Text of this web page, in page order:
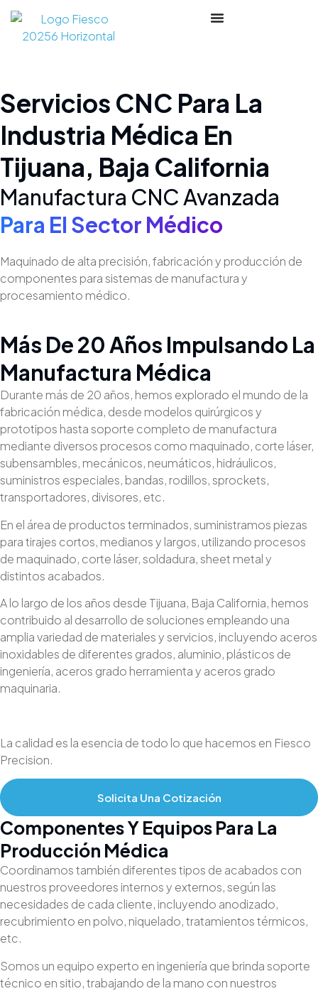
Servicios CNC Para La
Industria Médica En
Tijuana, Baja California
Manufactura CNC Avanzada
Para El Sector Médico
Maquinado de alta precisión, fabricación y producción de
componentes para sistemas de manufactura y
procesamiento médico.
Más De 20 Años Impulsando La
Manufactura Médica
Durante más de 20 años, hemos explorado el mundo de la
fabricación médica, desde modelos quirúrgicos y
prototipos hasta soporte completo de manufactura
mediante diversos procesos como maquinado, corte láser,
subensambles, mecánicos, neumáticos, hidráulicos,
suministros especiales, bandas, rodillos, sprockets,
transportadores, divisores, etc.
En el área de productos terminados, suministramos piezas
para tirajes cortos, medianos y largos, utilizando procesos
de maquinado, corte láser, soldadura, sheet metal y
distintos acabados.
A lo largo de los años desde Tijuana, Baja California, hemos
contribuido al desarrollo de soluciones empleando una
amplia variedad de materiales y servicios, incluyendo aceros
inoxidables de diferentes grados, aluminio, plásticos de
ingeniería, aceros grado herramienta y aceros grado
maquinaria.
La calidad es la esencia de todo lo que hacemos en Fiesco
Precision.
Solicita Una Cotización
Componentes Y Equipos Para La
Producción Médica
Coordinamos también diferentes tipos de acabados con
nuestros proveedores internos y externos, según las
necesidades de cada cliente, incluyendo anodizado,
recubrimiento en polvo, niquelado, tratamientos térmicos,
etc.
Somos un equipo experto en ingeniería que brinda soporte
técnico en sitio, trabajando de la mano con nuestros